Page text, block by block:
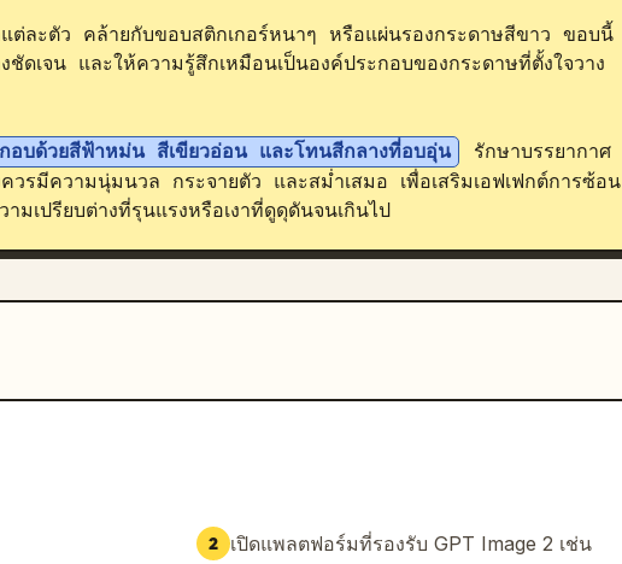
ต่ละตัว คล้ายกับขอบสติกเกอร์หนาๆ หรือแผ่นรองกระดาษสีขาว ขอบนี้
ดเจน และให้ความรู้สึกเหมือนเป็นองค์ประกอบของกระดาษที่ตั้งใจวาง
อบด้วยสีฟ้าหม่น สีเขียวอ่อน และโทนสีกลางที่อบอุ่น
รักษาบรรยากาศ
รมีความนุ่มนวล กระจายตัว และสม่ำเสมอ เพื่อเสริมเอฟเฟกต์การซ้อน
เปรียบต่างที่รุนแรงหรือเงาที่ดูดุดันจนเกินไป
2 เปิดแพลตฟอร์มที่รองรับ GPT Image 2 เช่น